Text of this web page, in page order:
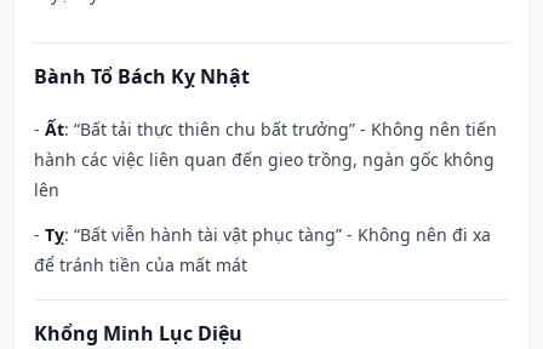
Bành Tổ Bách Kỵ Nhật
- Ất: “Bất tải thực thiên chu bất trưởng” - Không nên tiến
hành các việc liên quan đến gieo trồng, ngàn gốc không
lên
- Tỵ: “Bất viễn hành tài vật phục tàng” - Không nên đi xa
để tránh tiền của mất mát
Khổng Minh Lục Diệu